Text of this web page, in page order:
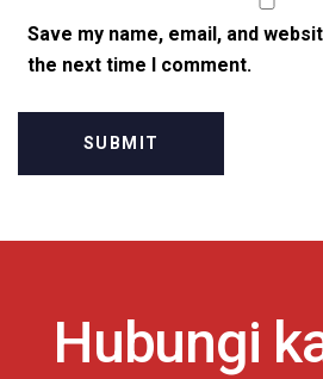
Save my name, email, and
the next time I comment.
Hubungi